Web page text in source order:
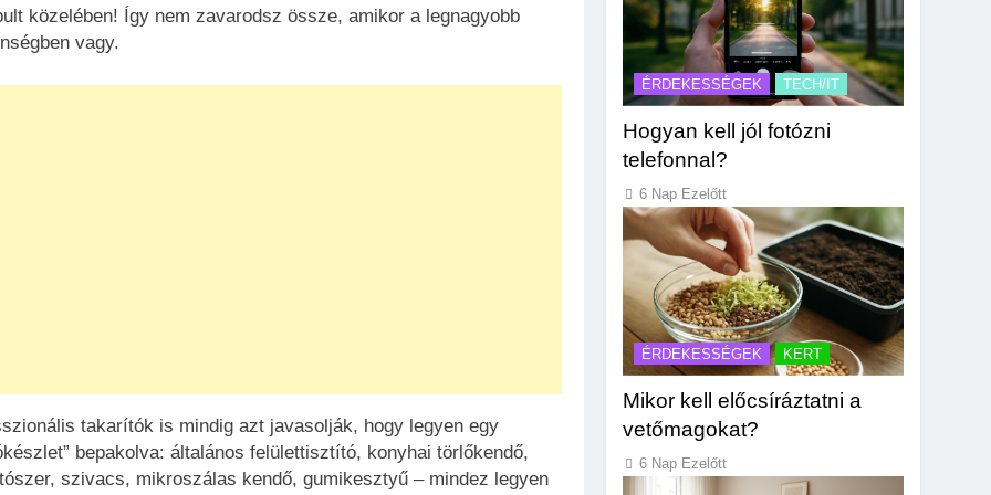
közelében! Így nem zavarodsz össze, amikor a legnagyobb
vagy.
takarítók is mindig azt javasolják, hogy legyen egy
bepakolva: általános felülettisztító, konyhai törlőkendő,
szivacs, mikroszálas kendő, gumikesztyű – mindez legyen
ÉRDEKESSÉGEK TECH/IT
Hogyan kell jól fotózni
telefonnal?
6 Nap Ezelőtt
ÉRDEKESSÉGEK KERT
Mikor kell előcsíráztatni a
vetőmagokat?
6 Nap Ezelőtt